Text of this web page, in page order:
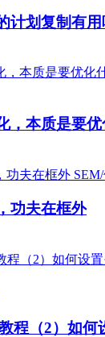
计划复制有用
，本质是要优
功夫在框外
程（2）如何